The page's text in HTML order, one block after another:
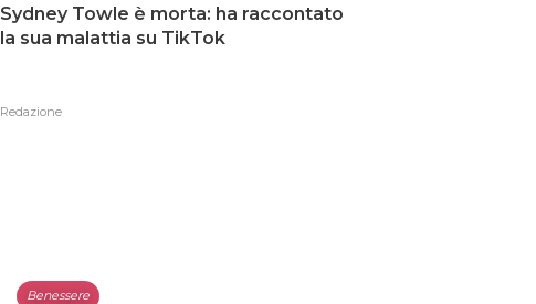
Sydney Towle è morta: ha raccontato
la sua malattia su TikTok
Redazione
Benessere